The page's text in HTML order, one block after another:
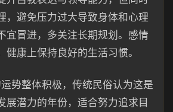
，避免压力过大导致身体和心理
宜冒进，多关注长期规划。感情
健康上保持良好的生活习惯。
势整体积极，传统民俗认为这是
展潜力的年份，适合努力追求目